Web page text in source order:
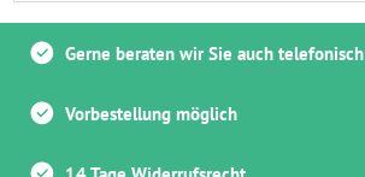
Gerne beraten wir Sie auch telefonisch
Vorbestellung möglich